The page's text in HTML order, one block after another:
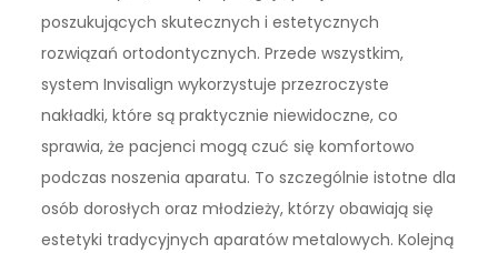
poszukujących skutecznych i estetycznych
rozwiązań ortodontycznych. Przede wszystkim,
system Invisalign wykorzystuje przezroczyste
nakładki, które są praktycznie niewidoczne, co
sprawia, że pacjenci mogą czuć się komfortowo
podczas noszenia aparatu. To szczególnie istotne dla
osób dorosłych oraz młodzieży, którzy obawiają się
estetyki tradycyjnych aparatów metalowych. Kolejną